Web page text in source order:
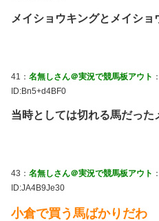
メイショウキングとメイショ
41： 名無しさん＠実況で競馬板アウト
ID:Bn5+d4BF0
当時としては切れる馬だった
43： 名無しさん＠実況で競馬板アウト
ID:JA4B9Je30
小倉で買う馬ばかりだわ